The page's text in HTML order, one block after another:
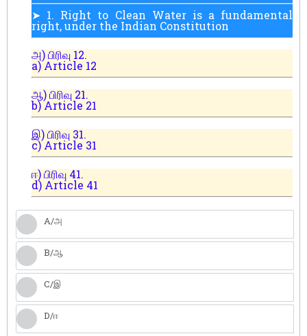
➤ 1. Right to Clean Water is a fundamental
right, under the Indian Constitution
அ) பிரிவு 12.
a) Article 12
ஆ) பிரிவு 21.
b) Article 21
இ) பிரிவு 31.
c) Article 31
ஈ) பிரிவு 41.
d) Article 41
A/அ
B/ஆ
C/இ
D/ஈ